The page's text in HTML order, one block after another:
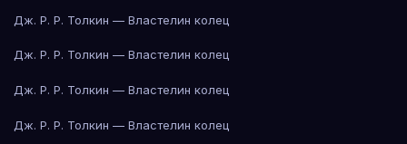
Дж. Р. Р. Толкин — Властелин колец
Дж. Р. Р. Толкин — Властелин колец
Дж. Р. Р. Толкин — Властелин колец
Дж. Р. Р. Толкин — Властелин колец